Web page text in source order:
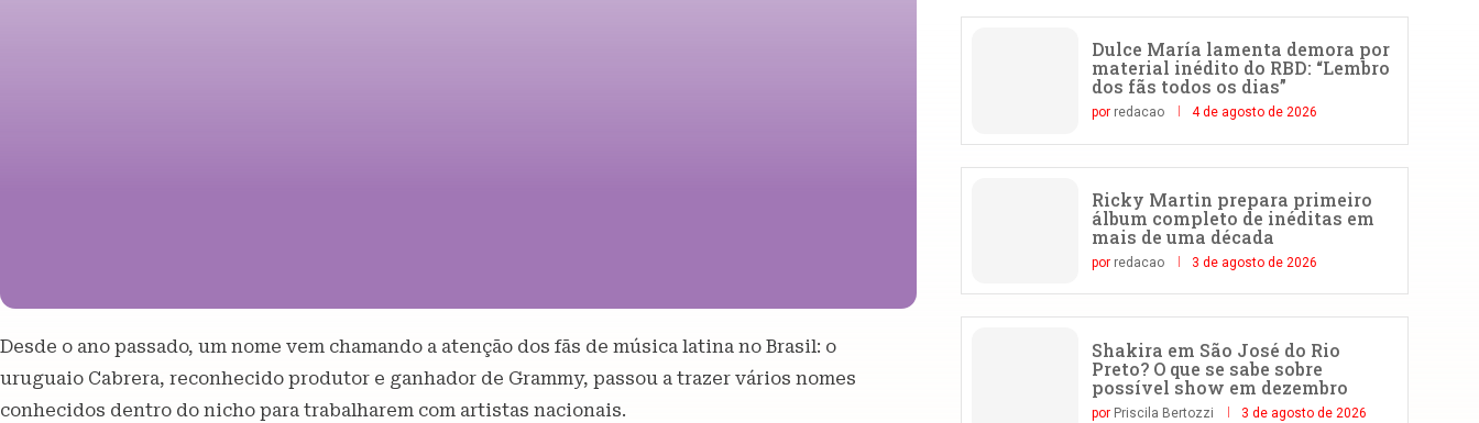
Desde o ano passado, um nome vem chamando a atenção dos fãs de música latina no Brasil: o
uruguaio Cabrera, reconhecido produtor e ganhador de Grammy, passou a trazer vários nomes
conhecidos dentro do nicho para trabalharem com artistas nacionais.
Dulce María lamenta demora por
material inédito do RBD: “Lembro
dos fãs todos os dias”
por redacao 4 de agosto de 2026
Ricky Martin prepara primeiro
álbum completo de inéditas em
mais de uma década
por redacao 3 de agosto de 2026
Shakira em São José do Rio
Preto? O que se sabe sobre
possível show em dezembro
por Priscila Bertozzi 3 de agosto de 2026